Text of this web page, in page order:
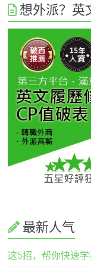
想外派？英
最新人气
这5招，帮你快速